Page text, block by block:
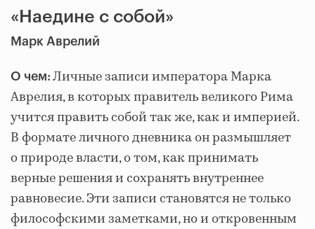
«Наедине с собой»
Марк Аврелий
О чем: Личные записи императора Марка
Аврелия, в которых правитель великого Рима
учится править собой так же, как и империей.
В формате личного дневника он размышляет
о природе власти, о том, как принимать
верные решения и сохранять внутреннее
равновесие. Эти записи становятся не только
философскими заметками, но и откровенным